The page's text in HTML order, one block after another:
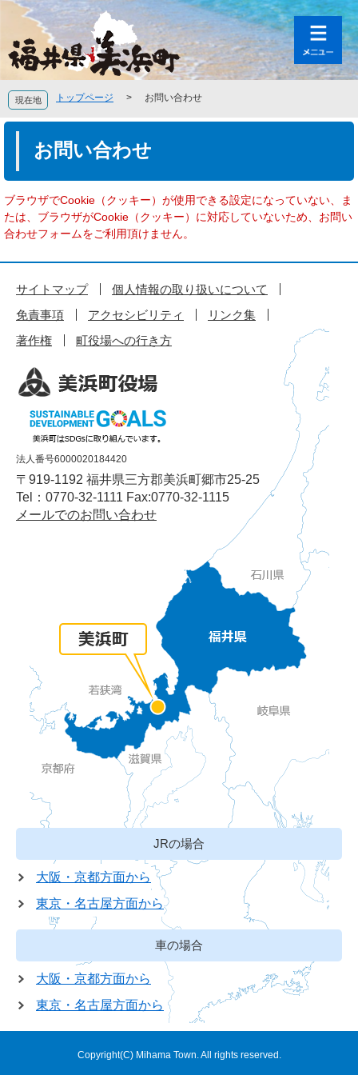
の
頭
で
す
ー
飛
ば
し
文
現在地 トップページ > お問い合わせ
お問い合わせ
ブラウザでCookie（クッキー）が使用できる設定になっていない、ま
たは、ブラウザがCookie（クッキー）に対応していないため、お問い
合わせフォームをご利用頂けません。
サイトマップ
個人情報の取り扱いについて
免責事項
アクセシビリティ
リンク集
著作権
町役場への行き方
法人番号6000020184420
〒919-1192 福井県三方郡美浜町郷市25-25
Tel：0770-32-1111 Fax:0770-32-1115
メールでのお問い合わせ
JRの場合
大阪・京都方面から
東京・名古屋方面から
車の場合
大阪・京都方面から
東京・名古屋方面から
Copyright(C) Mihama Town. All rights reserved.